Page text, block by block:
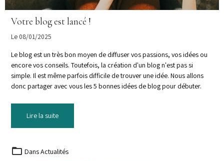
Votre blog est lancé !
Le 08/01/2025
Le blog est un très bon moyen de diffuser vos passions, vos idées ou
encore vos conseils. Toutefois, la création d'un blog n'est pas si
simple. Il est même parfois difficile de trouver une idée. Nous allons
donc partager avec vous les 5 bonnes idées de blog pour débuter.
Lire la suite
DansActualités